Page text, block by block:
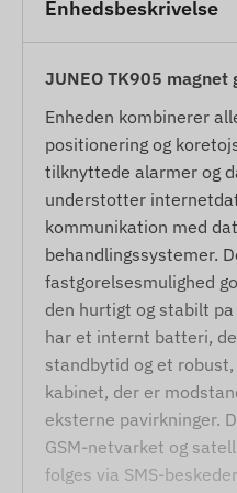
Enhedsbeskrivelse
JUNEO TK905
Enheden kombinerer
positionering og
tilknyttede alarmer og
understotter
kommunikation med
behandlingssystemer.
fastgorelsesmulighed
den hurtigt og stabilt
har et internt batteri,
standbytid og et
kabinet, der er
eksterne pavirkninger.
GSM-netvarket og
folges via SMS-